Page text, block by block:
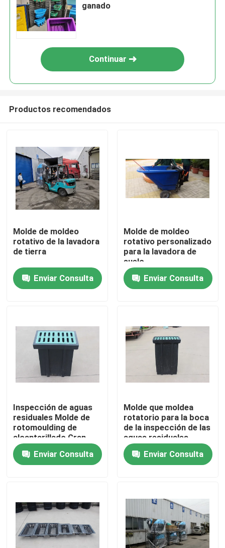
Hogar
Productos
Sobre nosotros
Viaje de la fábrica
Control de calidad
Éntrenos en contacto con
Pida una cita
Molde de Rotomoulding
ganado
Continuar
Productos recomendados
Molde de moldeo
rotativo de la lavadora
de tierra
Enviar Consulta
Molde de moldeo
rotativo personalizado
para la lavadora de
suelo
Enviar Consulta
Inspección de aguas
residuales Molde de
rotomoulding de
alcantarillado Gran
demanda
Enviar Consulta
Molde que moldea
rotatorio para la boca
de la inspección de las
aguas residuales
Enviar Consulta